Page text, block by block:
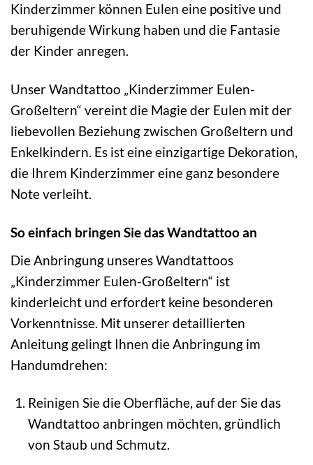
Kinderzimmer können Eulen eine positive und
beruhigende Wirkung haben und die Fantasie
der Kinder anregen.
Unser Wandtattoo „Kinderzimmer Eulen-
Großeltern“ vereint die Magie der Eulen mit der
liebevollen Beziehung zwischen Großeltern und
Enkelkindern. Es ist eine einzigartige Dekoration,
die Ihrem Kinderzimmer eine ganz besondere
Note verleiht.
So einfach bringen Sie das Wandtattoo an
Die Anbringung unseres Wandtattoos
„Kinderzimmer Eulen-Großeltern“ ist
kinderleicht und erfordert keine besonderen
Vorkenntnisse. Mit unserer detaillierten
Anleitung gelingt Ihnen die Anbringung im
Handumdrehen:
Reinigen Sie die Oberfläche, auf der Sie das
Wandtattoo anbringen möchten, gründlich
von Staub und Schmutz.